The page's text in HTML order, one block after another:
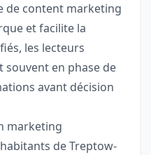
de content marketing
et facilite la
les lecteurs
souvent en phase de
avant décision
marketing
de Treptow-